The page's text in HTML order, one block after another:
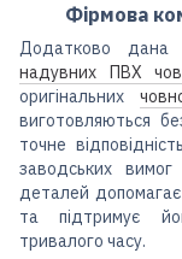
Фірмова
Додатково дана
надувних ПВХ
оригінальних
виготовляються
точне
заводських
деталей допомагає
та підтримує
тривалого часу.